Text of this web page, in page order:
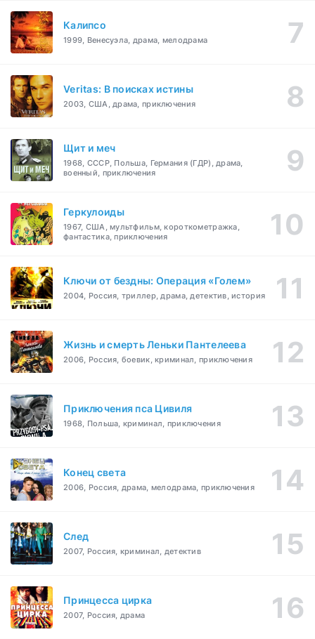
Калипсо
1999, Венесуэла, драма, мелодрама
Veritas: В поисках истины
2003, США, драма, приключения
Щит и меч
1968, СССР, Польша, Германия (ГДР), драма,
военный, приключения
Геркулоиды
1967, США, мультфильм, короткометражка,
фантастика, приключения
Ключи от бездны: Операция «Голем»
2004, Россия, триллер, драма, детектив, история
Жизнь и смерть Леньки Пантелеева
2006, Россия, боевик, криминал, приключения
Приключения пса Цивиля
1968, Польша, криминал, приключения
Конец света
2006, Россия, драма, мелодрама, приключения
След
2007, Россия, криминал, детектив
Принцесса цирка
2007, Россия, драма